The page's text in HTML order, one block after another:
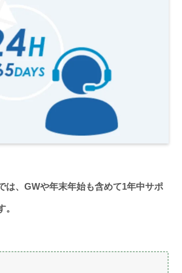
は、GWや年末年始も含めて1年中サポ